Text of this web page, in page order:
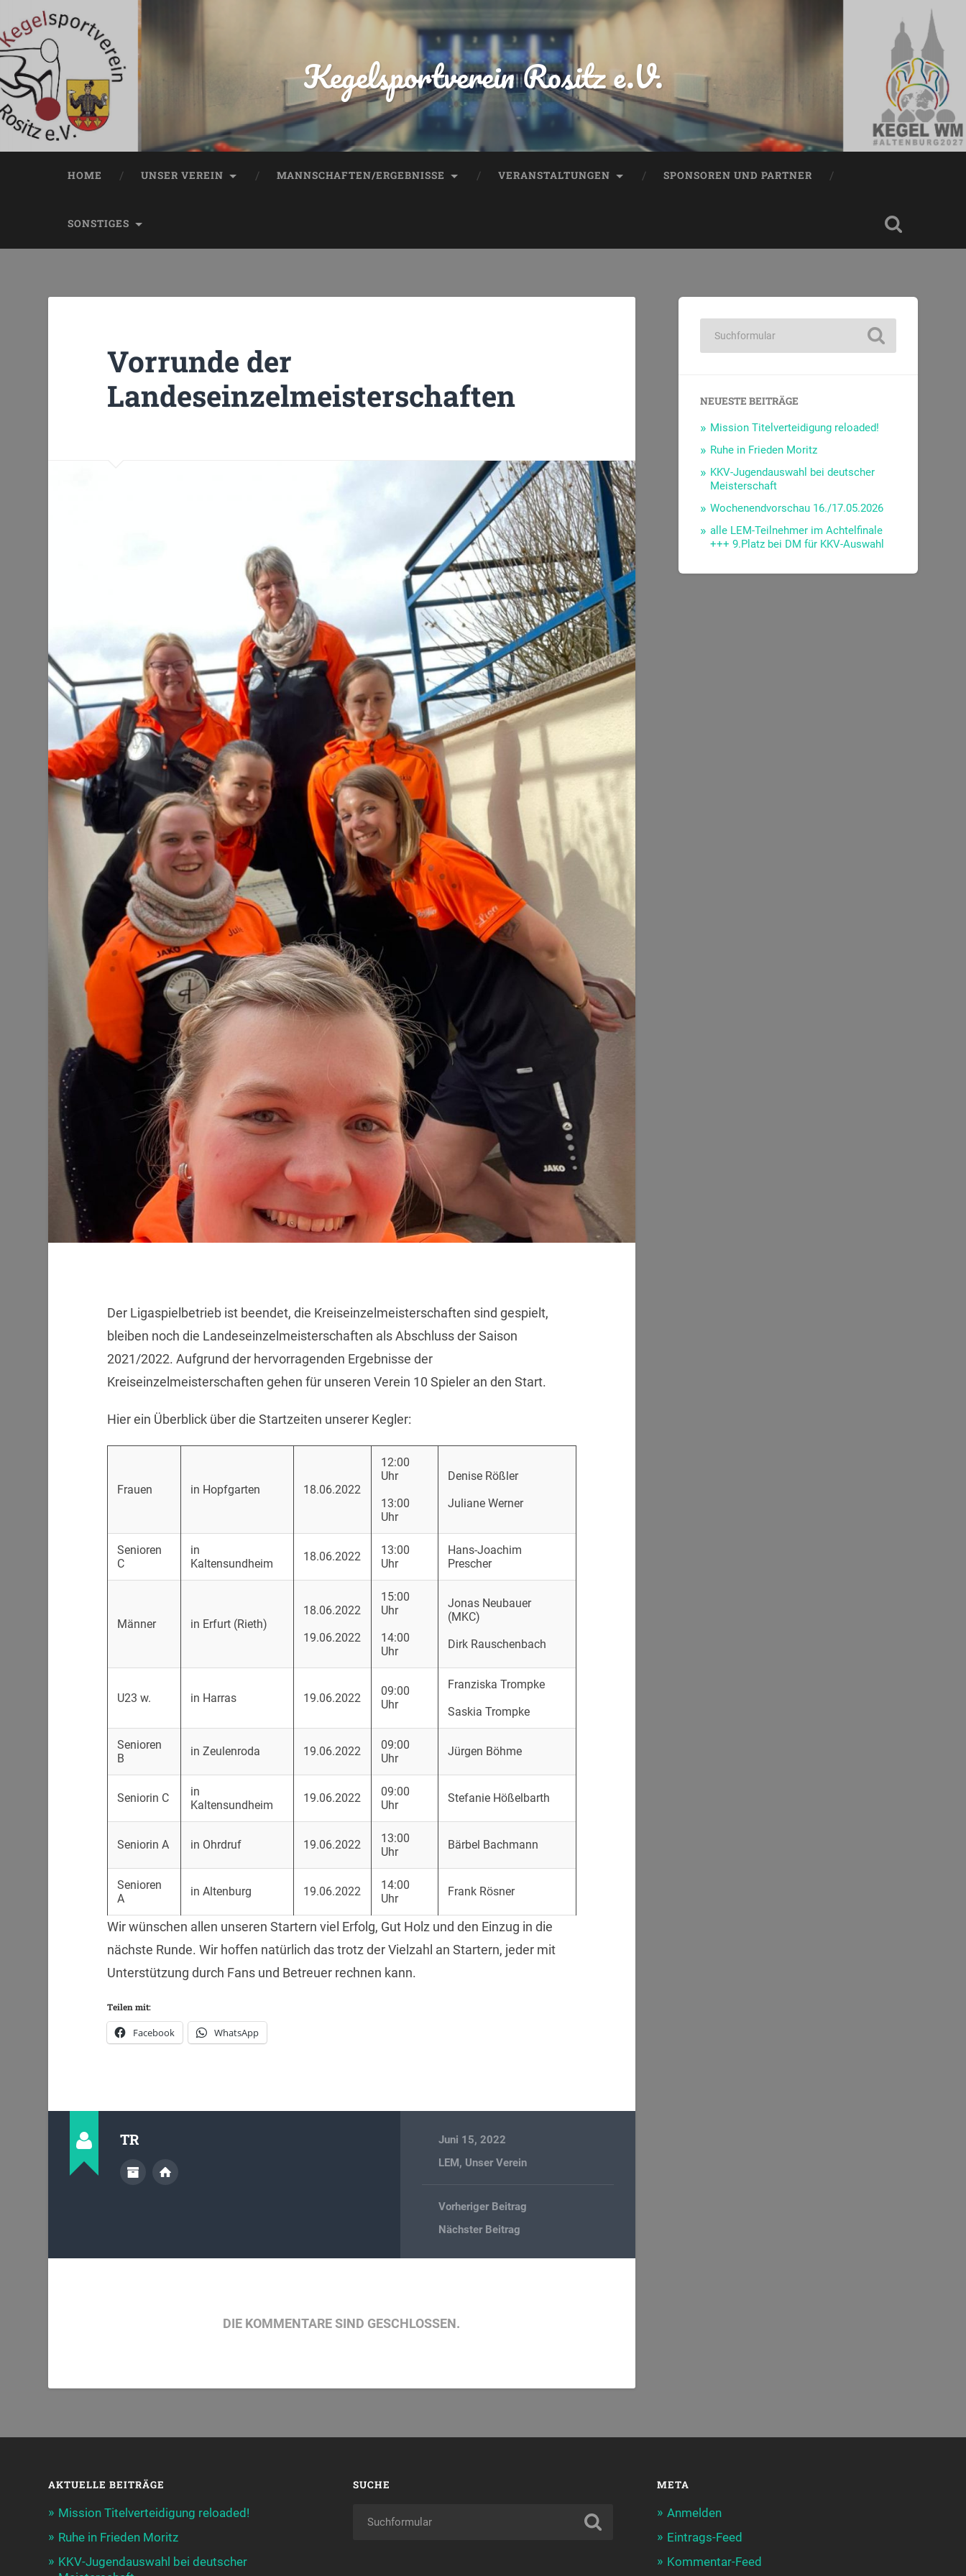
Kegelsportverein Rositz e.V.
HOME UNSER VEREIN MANNSCHAFTEN/ERGEBNISSE VERANSTALTUNGEN SPONSOREN UND PARTNER
SONSTIGES
Vorrunde der
Landeseinzelmeisterschaften
Der Ligaspielbetrieb ist beendet, die Kreiseinzelmeisterschaften sind gespielt,
bleiben noch die Landeseinzelmeisterschaften als Abschluss der Saison
2021/2022. Aufgrund der hervorragenden Ergebnisse der
Kreiseinzelmeisterschaften gehen für unseren Verein 10 Spieler an den Start.
Hier ein Überblick über die Startzeiten unserer Kegler:
Frauen in Hopfgarten 18.06.2022
12:00
Uhr
13:00
Uhr
Denise Rößler
Juliane Werner
Senioren
C
in
Kaltensundheim
18.06.2022
13:00
Uhr
Hans-Joachim
Prescher
Männer in Erfurt (Rieth)
18.06.2022
19.06.2022
15:00
Uhr
14:00
Uhr
Jonas Neubauer
(MKC)
Dirk Rauschenbach
U23 w. in Harras 19.06.2022
09:00
Uhr
Franziska Trompke
Saskia Trompke
Senioren
B
in Zeulenroda 19.06.2022
09:00
Uhr
Jürgen Böhme
Seniorin C
in
Kaltensundheim
19.06.2022
09:00
Uhr
Stefanie Hößelbarth
Seniorin A in Ohrdruf 19.06.2022
13:00
Uhr
Bärbel Bachmann
Senioren
A
in Altenburg 19.06.2022
14:00
Uhr
Frank Rösner
Wir wünschen allen unseren Startern viel Erfolg, Gut Holz und den Einzug in die
nächste Runde. Wir hoffen natürlich das trotz der Vielzahl an Startern, jeder mit
Unterstützung durch Fans und Betreuer rechnen kann.
Teilen mit:
Facebook WhatsApp
TR
Juni 15, 2022
LEM, Unser Verein
Vorheriger Beitrag
Nächster Beitrag
DIE KOMMENTARE SIND GESCHLOSSEN.
NEUESTE BEITRÄGE
Mission Titelverteidigung reloaded!
Ruhe in Frieden Moritz
KKV-Jugendauswahl bei deutscher
Meisterschaft
Wochenendvorschau 16./17.05.2026
alle LEM-Teilnehmer im Achtelfinale
+++ 9.Platz bei DM für KKV-Auswahl
AKTUELLE BEITRÄGE
Mission Titelverteidigung reloaded!
Ruhe in Frieden Moritz
KKV-Jugendauswahl bei deutscher
SUCHE META
Anmelden
Eintrags-Feed
Kommentar-Feed